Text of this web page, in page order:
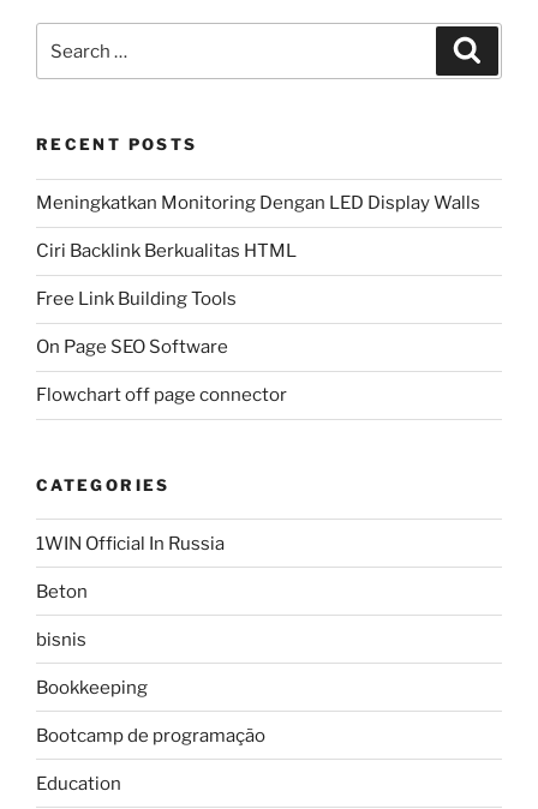
RECENT POSTS
Meningkatkan Monitoring Dengan LED Display Walls
Ciri Backlink Berkualitas HTML
Free Link Building Tools
On Page SEO Software
Flowchart off page connector
CATEGORIES
1WIN Official In Russia
Beton
bisnis
Bookkeeping
Bootcamp de programação
Education